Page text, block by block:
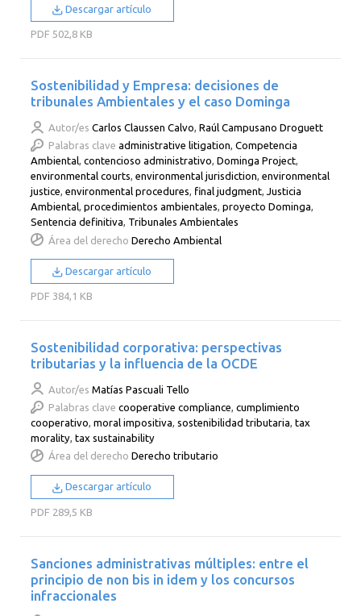
Descargar artículo
PDF 502,8 KB
Sostenibilidad y Empresa: decisiones de
tribunales Ambientales y el caso Dominga
Autor/es Carlos Claussen Calvo,Raúl Campusano Droguett
Palabras clave administrative litigation,Competencia
Ambiental,contencioso administrativo,Dominga Project,
environmental courts,environmental jurisdiction,environmental
justice,environmental procedures, final judgment,Justicia
Ambiental,procedimientos ambientales,proyecto Dominga,
Sentencia definitiva, Tribunales Ambientales
Área del derecho Derecho Ambiental
Descargar artículo
PDF 384,1 KB
Sostenibilidad corporativa: perspectivas
tributarias y la influencia de la OCDE
Autor/es Matías Pascuali Tello
Palabras clave cooperative compliance,cumplimiento
cooperativo,moral impositiva,sostenibilidad tributaria,tax
morality,tax sustainability
Área del derecho Derecho tributario
Descargar artículo
PDF 289,5 KB
Sanciones administrativas múltiples: entre el
principio de non bis in idem y los concursos
infraccionales